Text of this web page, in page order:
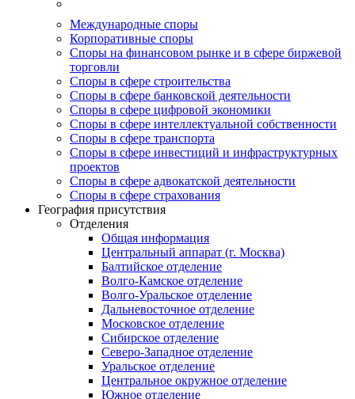
Международные споры
Корпоративные споры
Споры на финансовом рынке и в сфере биржевой
торговли
Споры в сфере строительства
Споры в сфере банковской деятельности
Споры в сфере цифровой экономики
Споры в сфере интеллектуальной собственности
Споры в сфере транспорта
Cпоры в сфере инвестиций и инфраструктурных
проектов
Споры в сфере адвокатской деятельности
Споры в сфере страхования
География присутствия
Отделения
Общая информация
Центральный аппарат (г. Москва)
Балтийское отделение
Волго-Камское отделение
Волго-Уральское отделение
Дальневосточное отделение
Московское отделение
Сибирское отделение
Северо-Западное отделение
Уральское отделение
Центральное окружное отделение
Южное отделение